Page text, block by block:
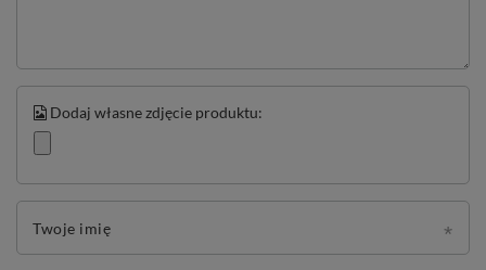
Dodaj własne zdjęcie produktu:
Twoje imię